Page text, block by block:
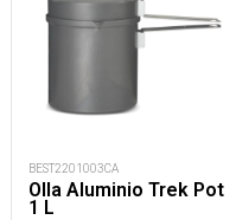
BEST2201003CA
Olla Aluminio Trek Pot
1 L